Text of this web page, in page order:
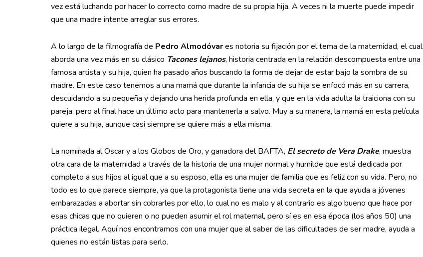
vez está luchando por hacer lo correcto como madre de su propia hija. A veces ni la muerte puede impedir
que una madre intente arreglar sus errores.
A lo largo de la filmografía de Pedro Almodóvares notoria su fijación por el tema de la maternidad, el cual
aborda una vez más en su clásico Tacones lejanos, historia centrada en la relación descompuesta entre una
famosa artista y su hija, quien ha pasado años buscando la forma de dejar de estar bajo la sombra de su
madre. En este caso tenemos a una mamá que durante la infancia de su hija se enfocó más en su carrera,
descuidando a su pequeña y dejando una herida profunda en ella, y que en la vida adulta la traiciona con su
pareja, pero al final hace un último acto para mantenerla a salvo. Muy a su manera, la mamá en esta película
quiere a su hija, aunque casi siempre se quiere más a ella misma.
La nominada al Oscar y a los Globos de Oro, y ganadora del BAFTA, El secreto de Vera Drake, muestra
otra cara de la maternidad a través de la historia de una mujer normal y humilde que está dedicada por
completo a sus hijos al igual que a su esposo, ella es una mujer de familia que es feliz con su vida. Pero, no
todo es lo que parece siempre, ya que la protagonista tiene una vida secreta en la que ayuda a jóvenes
embarazadas a abortar sin cobrarles por ello, lo cual no es malo y al contrario es algo bueno que hace por
esas chicas que no quieren o no pueden asumir el rol maternal, pero sí es en esa época (los años 50) una
práctica ilegal. Aquí nos encontramos con una mujer que al saber de las dificultades de ser madre, ayuda a
quienes no están listas para serlo.